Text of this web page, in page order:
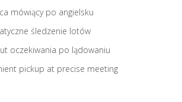
mówiący po angielsku
śledzenie lotów
oczekiwania po lądowaniu
pickup at precise meeting